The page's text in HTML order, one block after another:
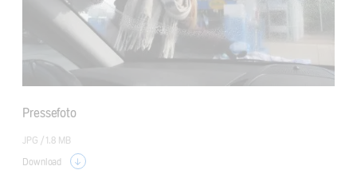
Pressefoto
JPG / 1.8 MB
Download